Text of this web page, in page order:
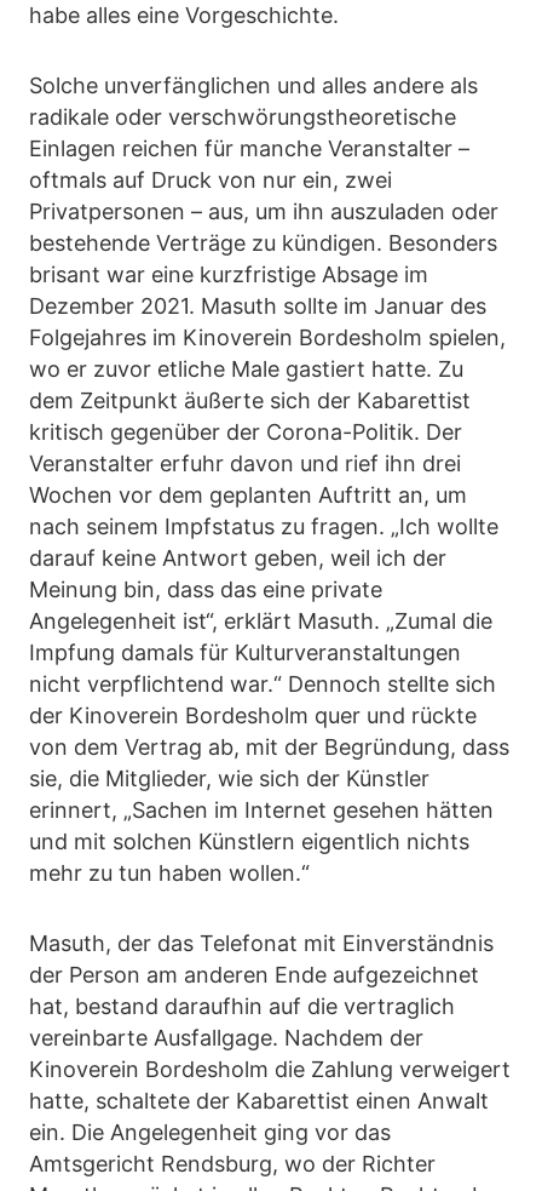
habe alles eine Vorgeschichte.
Solche unverfänglichen und alles andere als
radikale oder verschwörungstheoretische
Einlagen reichen für manche Veranstalter –
oftmals auf Druck von nur ein, zwei
Privatpersonen – aus, um ihn auszuladen oder
bestehende Verträge zu kündigen. Besonders
brisant war eine kurzfristige Absage im
Dezember 2021. Masuth sollte im Januar des
Folgejahres im Kinoverein Bordesholm spielen,
wo er zuvor etliche Male gastiert hatte. Zu
dem Zeitpunkt äußerte sich der Kabarettist
kritisch gegenüber der Corona-Politik. Der
Veranstalter erfuhr davon und rief ihn drei
Wochen vor dem geplanten Auftritt an, um
nach seinem Impfstatus zu fragen. „Ich wollte
darauf keine Antwort geben, weil ich der
Meinung bin, dass das eine private
Angelegenheit ist“, erklärt Masuth. „Zumal die
Impfung damals für Kulturveranstaltungen
nicht verpflichtend war.“ Dennoch stellte sich
der Kinoverein Bordesholm quer und rückte
von dem Vertrag ab, mit der Begründung, dass
sie, die Mitglieder, wie sich der Künstler
erinnert, „Sachen im Internet gesehen hätten
und mit solchen Künstlern eigentlich nichts
mehr zu tun haben wollen.“
Masuth, der das Telefonat mit Einverständnis
der Person am anderen Ende aufgezeichnet
hat, bestand daraufhin auf die vertraglich
vereinbarte Ausfallgage. Nachdem der
Kinoverein Bordesholm die Zahlung verweigert
hatte, schaltete der Kabarettist einen Anwalt
ein. Die Angelegenheit ging vor das
Amtsgericht Rendsburg, wo der Richter